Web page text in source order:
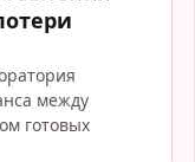
между
готовых